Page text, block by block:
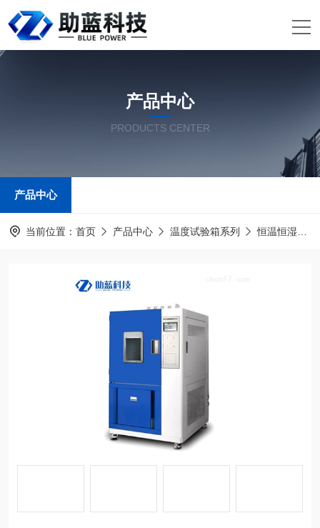
产品中心
PRODUCTS CENTER
产品中心
当前位置： 首页 产品中心 温度试验箱系列 恒温恒湿试验箱